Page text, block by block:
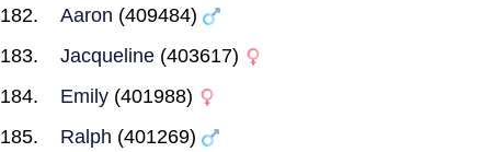
Aaron (409484)
Jacqueline (403617)
Emily (401988)
Ralph (401269)